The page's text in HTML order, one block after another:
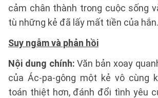
cảm chân thành trong cuộc sống
tù những kẻ đã lấy mất tiền của hắn.
Suy ngẫm và phản hồi
Nội dung chính:Văn bản xoay
của Ác-pa-gông một kẻ vô cùng
toán thiệt hơn, đánh đổi tình yêu